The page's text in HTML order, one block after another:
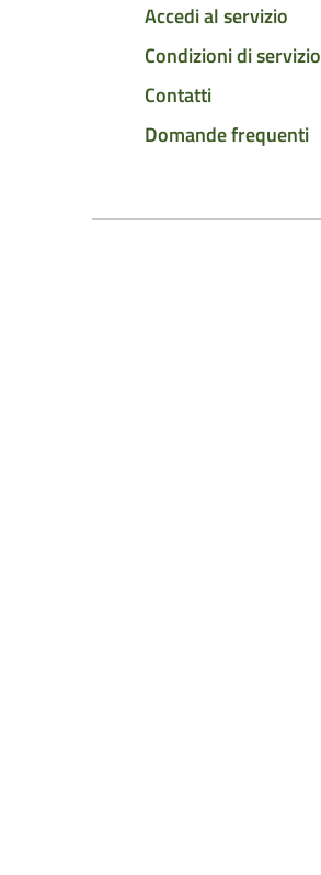
Accedi al servizio
Condizioni di servizio
Contatti
Domande frequenti